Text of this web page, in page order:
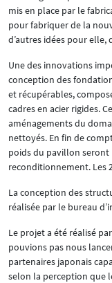
mis en place par le
pour fabriquer de la
d’autres idées pour elle,
Une des innovations
conception des
et récupérables,
cadres en acier rigides.
aménagements du
nettoyés. En fin de
poids du pavillon
reconditionnement. Les
La conception des
réalisée par le bureau
Le projet a été réalisé
pouvions pas nous
partenaires japonais
selon la perception que